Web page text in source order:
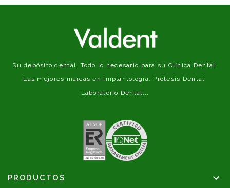
Su depósito dental. Todo lo necesario para su Clínica Dental.
Las mejores marcas en Implantología, Prótesis Dental,
Laboratorio Dental...
PRODUCTOS 